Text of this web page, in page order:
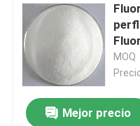
Mejor precio